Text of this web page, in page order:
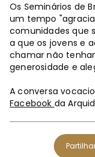
Os Seminários de
um tempo
comunidades que
a que os jovens e
chamar não
generosidade e
A conversa
Facebook da